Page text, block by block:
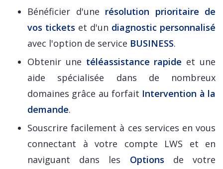
Bénéficier d'une résolution prioritaire de
vos tickets et d'un diagnostic personnalisé
avec l'option de service BUSINESS.
Obtenir une téléassistance rapide et une
aide spécialisée dans de nombreux
domaines grâce au forfait Intervention à la
demande.
Souscrire facilement à ces services en vous
connectant à votre compte LWS et en
naviguant dans les Options de votre